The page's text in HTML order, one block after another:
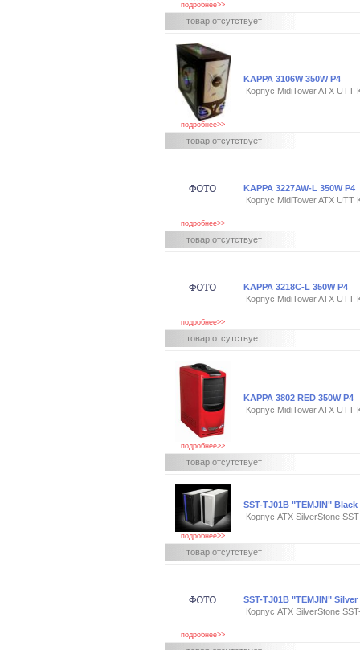
подробнее>>
товар отсутствует
подробнее>>
KAPPA 3106W 350W P4
Корпус MidiTower ATX UTT
товар отсутствует
подробнее>>
KAPPA 3227AW-L 350W P4
Корпус MidiTower ATX UTT
товар отсутствует
подробнее>>
KAPPA 3218C-L 350W P4
Корпус MidiTower ATX UTT
товар отсутствует
подробнее>>
KAPPA 3802 RED 350W P4
Корпус MidiTower ATX UTT
товар отсутствует
подробнее>>
SST-TJ01B "TEMJIN" Black
Корпус ATX SilverStone
товар отсутствует
подробнее>>
SST-TJ01B "TEMJIN" Silver
Корпус ATX SilverStone